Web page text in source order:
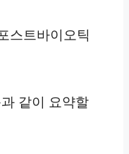
스트바이오틱
같이 요약할